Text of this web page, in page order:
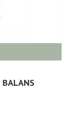
BALANS